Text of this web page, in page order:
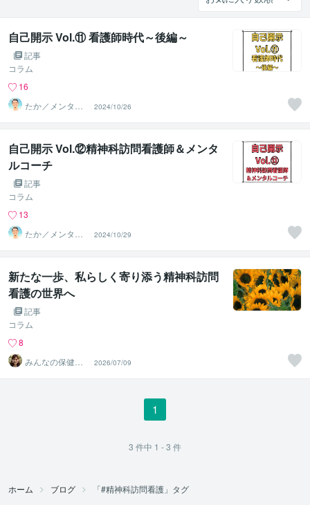
自己開示 Vol.⑪ 看護師時代～後編～
記事
コラム
16
たか／メンタル
パートナー
2024/10/26
自己開示 Vol.⑫精神科訪問看護師＆メンタ
ルコーチ
記事
コラム
13
たか／メンタル
パートナー
2024/10/29
新たな一歩、私らしく寄り添う精神科訪問
看護の世界へ
記事
コラム
8
みんなの保健室
＊カウンセラー
えみ
2026/07/09
1
3 件中 1 - 3 件
ホーム ブログ 「#精神科訪問看護」タグ